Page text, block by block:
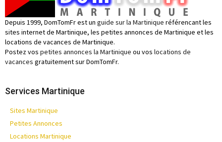
Depuis 1999, DomTomFr est un guide sur la Martinique référencant les
sites internet de Martinique, les petites annonces de Martinique et les
locations de vacances de Martinique.
Postez vos petites annonces la Martinique ou vos locations de
vacances gratuitement sur DomTomFr.
Services Martinique
Sites Martinique
Petites Annonces
Locations Martinique